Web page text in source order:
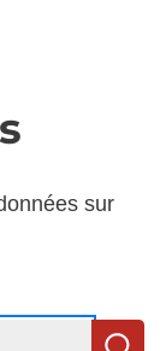
sur